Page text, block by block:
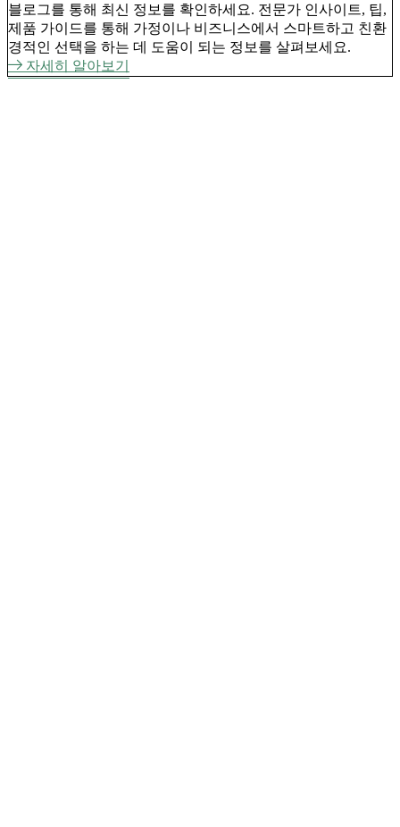
블로그를 통해 최신 정보를 확인하세요. 전문가 인사이트, 팁,
제품 가이드를 통해 가정이나 비즈니스에서 스마트하고 친환
경적인 선택을 하는 데 도움이 되는 정보를 살펴보세요.
자세히 알아보기